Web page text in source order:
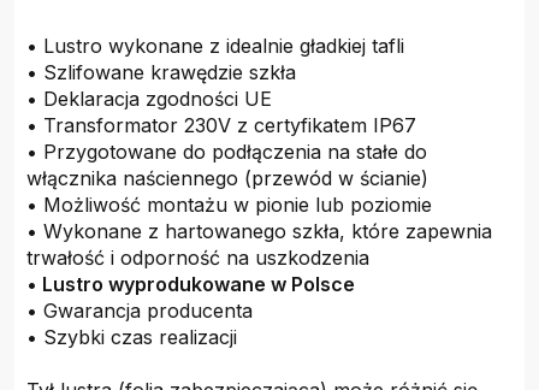
• Lustro wykonane z idealnie gładkiej tafli
• Szlifowane krawędzie szkła
• Deklaracja zgodności UE
• Transformator 230V z certyfikatem IP67
• Przygotowane do podłączenia na stałe do
włącznika naściennego (przewód w ścianie)
• Możliwość montażu w pionie lub poziomie
• Wykonane z hartowanego szkła, które zapewnia
trwałość i odporność na uszkodzenia
• Lustro wyprodukowane w Polsce
• Gwarancja producenta
• Szybki czas realizacji